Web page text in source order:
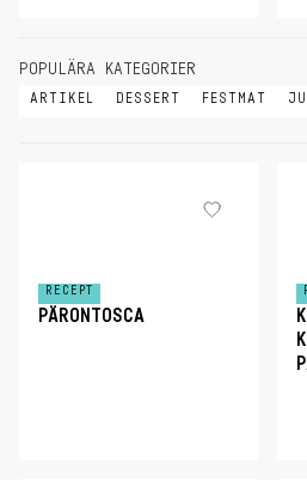
POPULÄRA KATEGORIER
ARTIKEL DESSERT FESTMAT JUL
RECEPT
PÄRONTOSCA